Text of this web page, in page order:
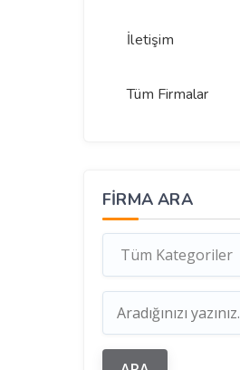
İletişim
Tüm Firmalar
FIRMA ARA